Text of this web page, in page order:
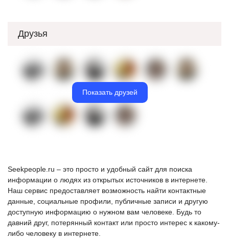
Друзья
Показать друзей
Seekpeople.ru – это просто и удобный сайт для поиска
информации о людях из открытых источников в интернете.
Наш сервис предоставляет возможность найти контактные
данные, социальные профили, публичные записи и другую
доступную информацию о нужном вам человеке. Будь то
давний друг, потерянный контакт или просто интерес к какому-
либо человеку в интернете.